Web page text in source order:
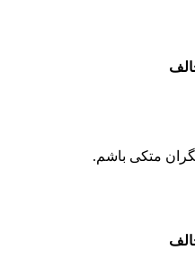
متکی باشم.